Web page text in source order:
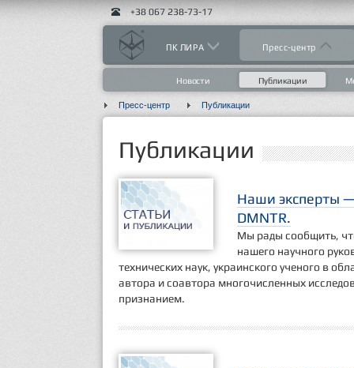
+38 067 238-73-17
ПК ЛИРА Пресс-центр
Новости Публикации
Пресс-центр Публикации
Публикации
Наши эксперты
DMNTR.
Мы рады сообщить,
нашего научного
технических наук, украинского ученого в
автора и соавтора многочисленных
признанием.